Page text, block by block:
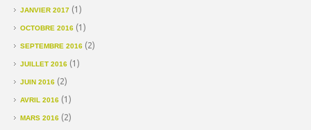
JANVIER 2017 (1)
OCTOBRE 2016 (1)
SEPTEMBRE 2016 (2)
JUILLET 2016 (1)
JUIN 2016 (2)
AVRIL 2016 (1)
MARS 2016 (2)